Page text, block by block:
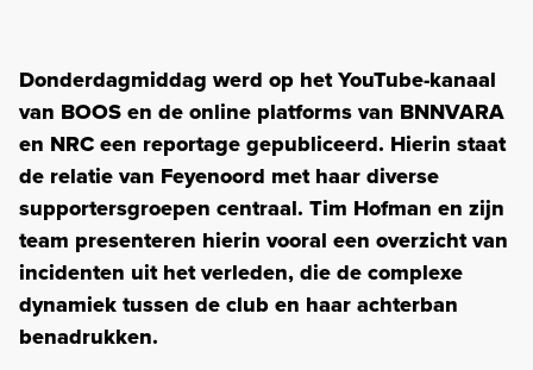
Donderdagmiddag werd op het YouTube-kanaal
van BOOS en de online platforms van BNNVARA
en NRC een reportage gepubliceerd. Hierin staat
de relatie van Feyenoord met haar diverse
supportersgroepen centraal. Tim Hofman en zijn
team presenteren hierin vooral een overzicht van
incidenten uit het verleden, die de complexe
dynamiek tussen de club en haar achterban
benadrukken.